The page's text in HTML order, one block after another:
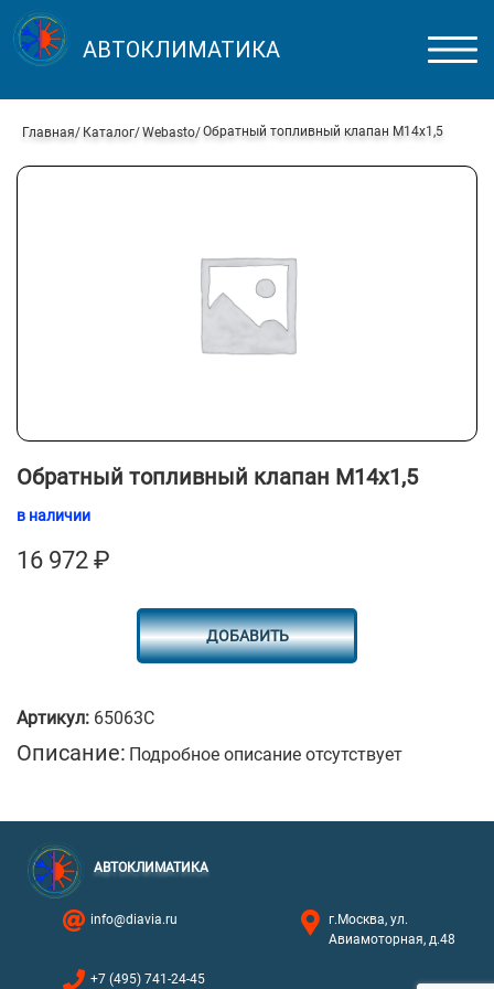
АВТОКЛИМАТИКА
Главная Каталог Webasto Обратный топливный клапан M14x1,5
Обратный топливный клапан M14x1,5
в наличии
16 972 ₽
ДОБАВИТЬ
Артикул: 65063C
Описание: Подробное описание отсутствует
АВТОКЛИМАТИКА
info@diavia.ru
г.Москва, ул.
Авиамоторная, д.48
+7 (495) 741-24-45